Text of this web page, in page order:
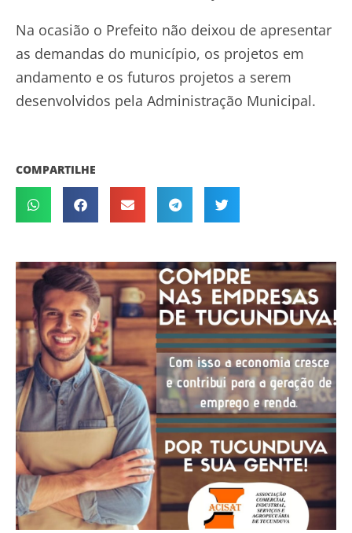
Na ocasião o Prefeito não deixou de apresentar
as demandas do município, os projetos em
andamento e os futuros projetos a serem
desenvolvidos pela Administração Municipal.
COMPARTILHE